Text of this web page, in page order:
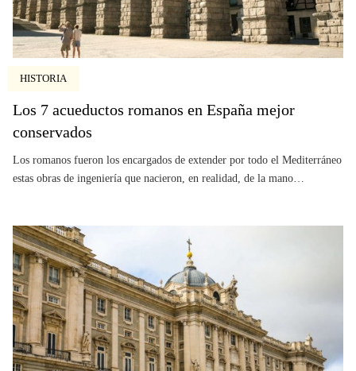
HISTORIA
Los 7 acueductos romanos en España mejor
conservados
Los romanos fueron los encargados de extender por todo el Mediterráneo
estas obras de ingeniería que nacieron, en realidad, de la mano…